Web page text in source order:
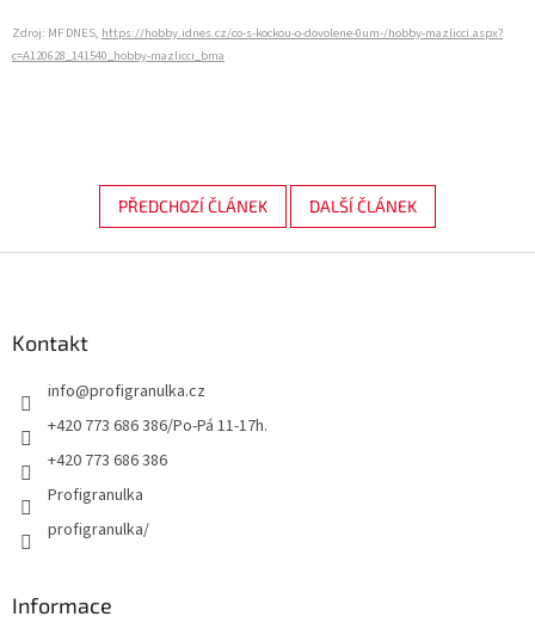
Zdroj: MF DNES, https://hobby.idnes.cz/co-s-kockou-o-dovolene-0um-/hobby-mazlicci.aspx?
c=A120628_141540_hobby-mazlicci_bma
PŘEDCHOZÍ ČLÁNEK DALŠÍ ČLÁNEK
Kontakt
info@profigranulka.cz
+420 773 686 386/Po-Pá 11-17h.
+420 773 686 386
Profigranulka
profigranulka/
Informace